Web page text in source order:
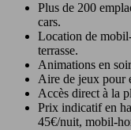
Plus de 200
cars.
Location de
terrasse.
Animations en
Aire de jeux pour
Accès direct à la
Prix indicatif en
45€/nuit, mobil-